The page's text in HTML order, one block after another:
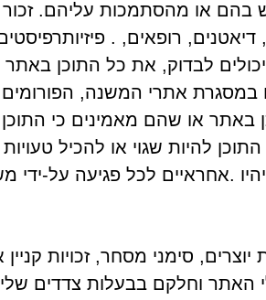
בהם או מהסתמכות עליהם.
רופאים, .
לבדוק, את כל התוכן באתר
אתרי המשנה,
או שהם מאמינים כי התוכן
להיות שגוי או להכיל
.אחראיים לכל פגיעה על-
יוצרים, סימני מסחר, זכויות
האתר וחלקם בבעלות צדדים